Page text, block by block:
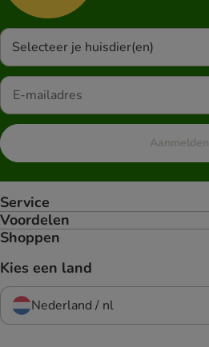
Selecteer je huisdier(en)
Aanmelden
Service
Voordelen
Shoppen
Kies een land
Nederland / nl